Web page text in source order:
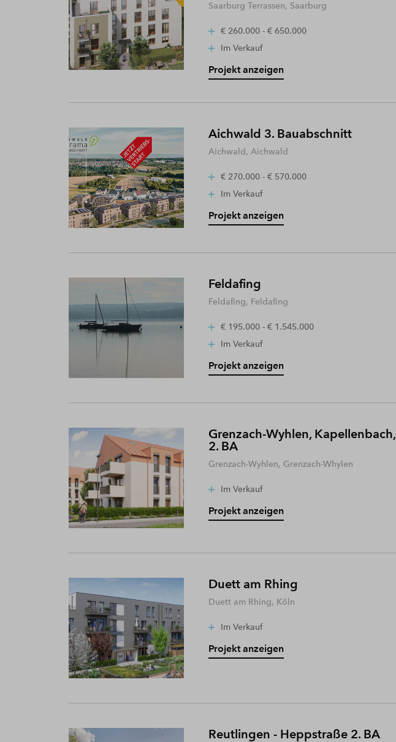
Saarburg Terrassen, Saarburg
€ 260.000 - € 650.000
Im Verkauf
Projekt anzeigen
Aichwald 3. Bauabschnitt
Aichwald, Aichwald
€ 270.000 - € 570.000
Im Verkauf
Projekt anzeigen
Feldafing
Feldafing, Feldafing
€ 195.000 - € 1.545.000
Im Verkauf
Projekt anzeigen
Grenzach-Wyhlen, Kapellenbach,
2. BA
Grenzach-Wyhlen, Grenzach-Whylen
Im Verkauf
Projekt anzeigen
Duett am Rhing
Duett am Rhing, Köln
Im Verkauf
Projekt anzeigen
Reutlingen - Heppstraße 2. BA